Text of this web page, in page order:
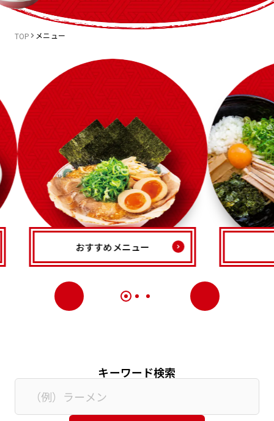
TOP メニュー
おすすめメニュー
キーワード検索